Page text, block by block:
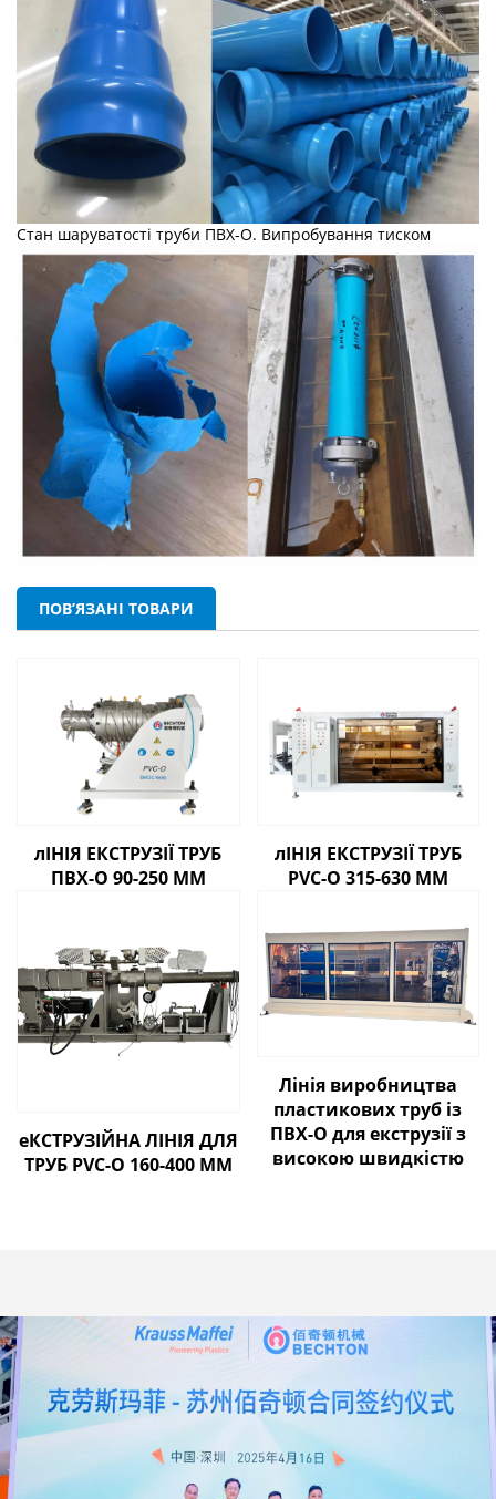
Стан шаруватості труби ПВХ-О. Випробування тиском
ПОВ’ЯЗАНІ ТОВАРИ
лІНІЯ ЕКСТРУЗІЇ ТРУБ
ПВХ-О 90-250 ММ
лІНІЯ ЕКСТРУЗІЇ ТРУБ
PVC-O 315-630 ММ
еКСТРУЗІЙНА ЛІНІЯ ДЛЯ
ТРУБ PVC-O 160-400 ММ
Лінія виробництва
пластикових труб із
ПВХ-О для екструзії з
високою швидкістю